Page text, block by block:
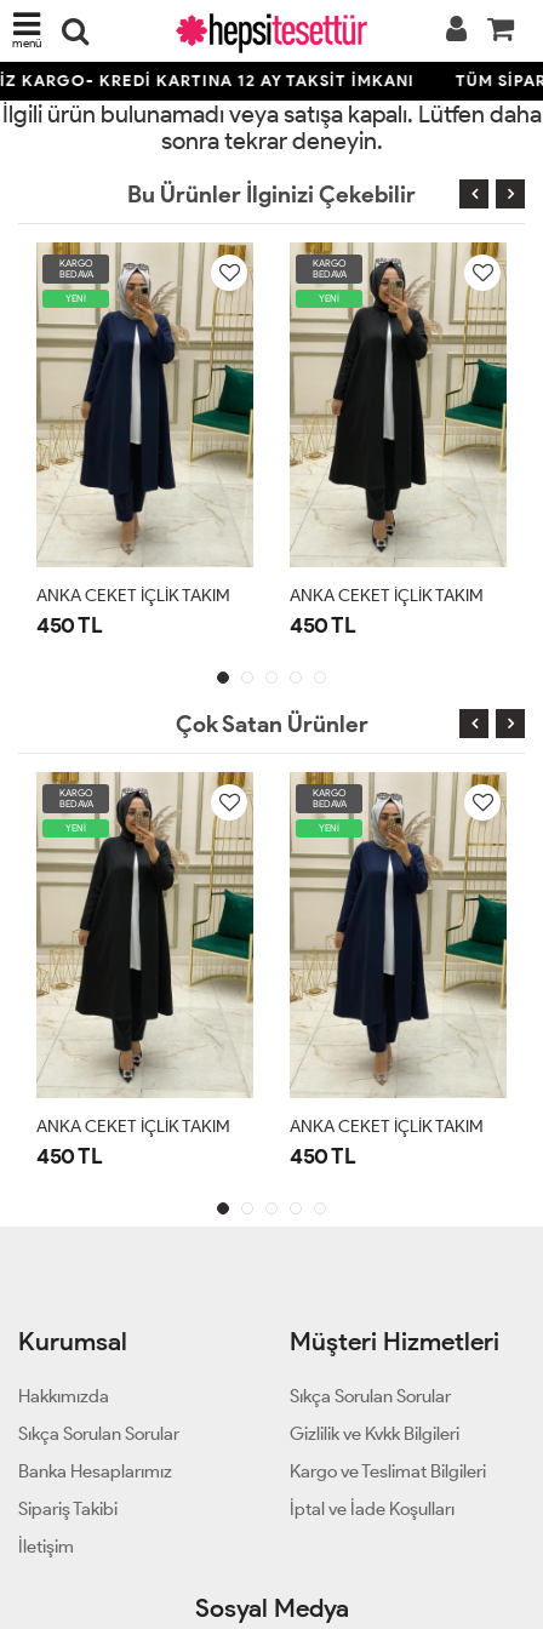
menü
KARGO- KREDİ KARTINA 12 AY TAKSİT İMKANI TÜM
İlgili ürün bulunamadı veya satışa kapalı. Lütfen daha
sonra tekrar deneyin.
Bu Ürünler İlginizi Çekebilir
KARGO
BEDAVA
YENİ
ANKA CEKET İÇLİK TAKIM
450 TL
KARGO
BEDAVA
YENİ
ANKA CEKET İÇLİK TAKIM
450 TL
Çok Satan Ürünler
KARGO
BEDAVA
YENİ
ANKA CEKET İÇLİK TAKIM
450 TL
KARGO
BEDAVA
YENİ
ANKA CEKET İÇLİK TAKIM
450 TL
Kurumsal
Hakkımızda
Sıkça Sorulan Sorular
Banka Hesaplarımız
Sipariş Takibi
İletişim
Müşteri Hizmetleri
Sıkça Sorulan Sorular
Gizlilik ve Kvkk Bilgileri
Kargo ve Teslimat Bilgileri
İptal ve İade Koşulları
Sosyal Medya